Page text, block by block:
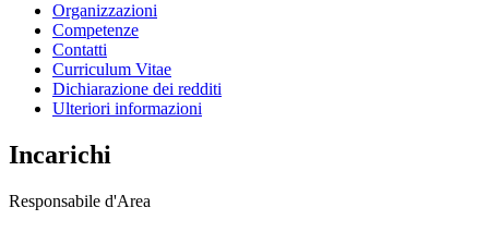
Organizzazioni
Competenze
Contatti
Curriculum Vitae
Dichiarazione dei redditi
Ulteriori informazioni
Incarichi
Responsabile d'Area